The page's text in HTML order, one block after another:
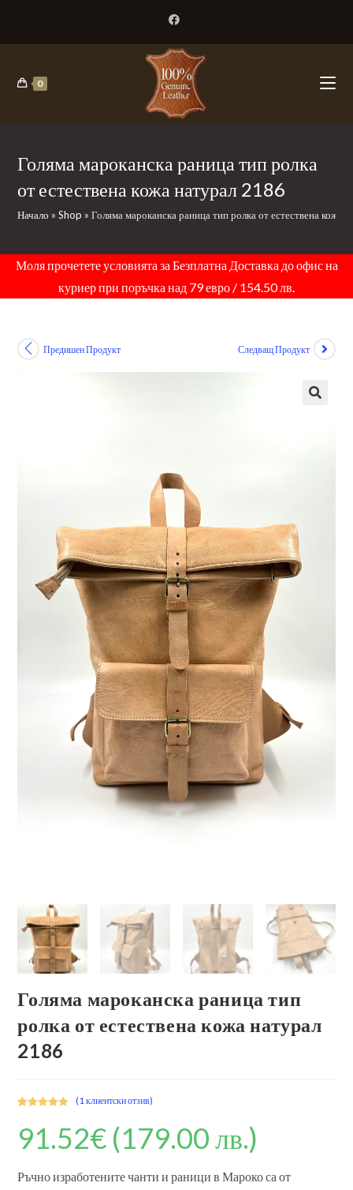
content
0
Голяма мароканска раница тип ролка
от естествена кожа натурал 2186
Начало »Shop »Голяма мароканска раница тип ролка от естествена кожа
Моля прочетете условията за Безплатна Доставка до офис на
куриер при поръчка над 79 евро / 154.50 лв.
Предишен Продукт Следващ Продукт
Голяма мароканска раница тип
ролка от естествена кожа натурал
2186
от 5,
базирано на
ки оценки
(1клиентски отзив)
91.52€ (179.00 лв.)
Ръчно изработените чанти и раници в Мароко са от